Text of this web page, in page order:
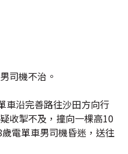
司機不治。
車沿完善路往沙田方向行
收掣不及，撞向一棵高10
電單車男司機昏迷，送往